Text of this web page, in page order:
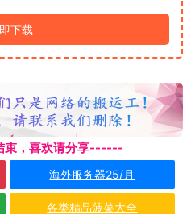
下载
，喜欢请分享------
海外服务器25/月
各类精品菠菜大全